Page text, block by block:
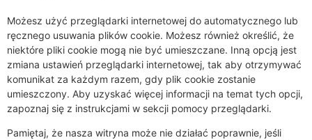
Możesz użyć przeglądarki internetowej do automatycznego lub
ręcznego usuwania plików cookie. Możesz również określić, że
niektóre pliki cookie mogą nie być umieszczane. Inną opcją jest
zmiana ustawień przeglądarki internetowej, tak aby otrzymywać
komunikat za każdym razem, gdy plik cookie zostanie
umieszczony. Aby uzyskać więcej informacji na temat tych opcji,
zapoznaj się z instrukcjami w sekcji pomocy przeglądarki.
Pamiętaj, że nasza witryna może nie działać poprawnie, jeśli